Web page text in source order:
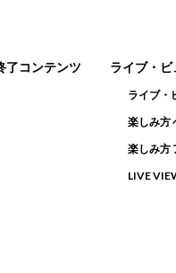
了コンテンツ ライブ・
ライブ・
楽しみ方
楽しみ方
LIVE